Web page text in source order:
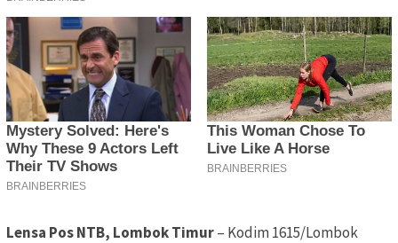
Lensa Pos NTB, Lombok Timur– Kodim 1615/Lombok